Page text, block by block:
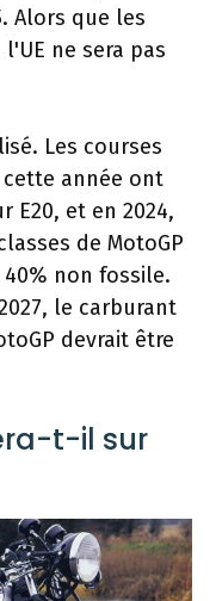
Alors que les
ne sera pas
Les courses
cette année ont
E20, et en 2024,
de MotoGP
non fossile.
le carburant
devrait être
t-il sur